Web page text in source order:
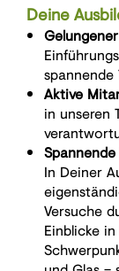
Deine
spannende
Aktive
in unseren
In Deiner
Versuche
Einblicke